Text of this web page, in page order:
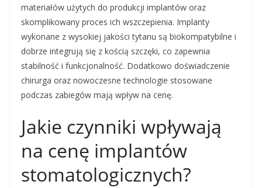
materiałów użytych do produkcji implantów oraz
skomplikowany proces ich wszczepienia. Implanty
wykonane z wysokiej jakości tytanu są biokompatybilne i
dobrze integrują się z kością szczęki, co zapewnia
stabilność i funkcjonalność. Dodatkowo doświadczenie
chirurga oraz nowoczesne technologie stosowane
podczas zabiegów mają wpływ na cenę.
Jakie czynniki wpływają
na cenę implantów
stomatologicznych?